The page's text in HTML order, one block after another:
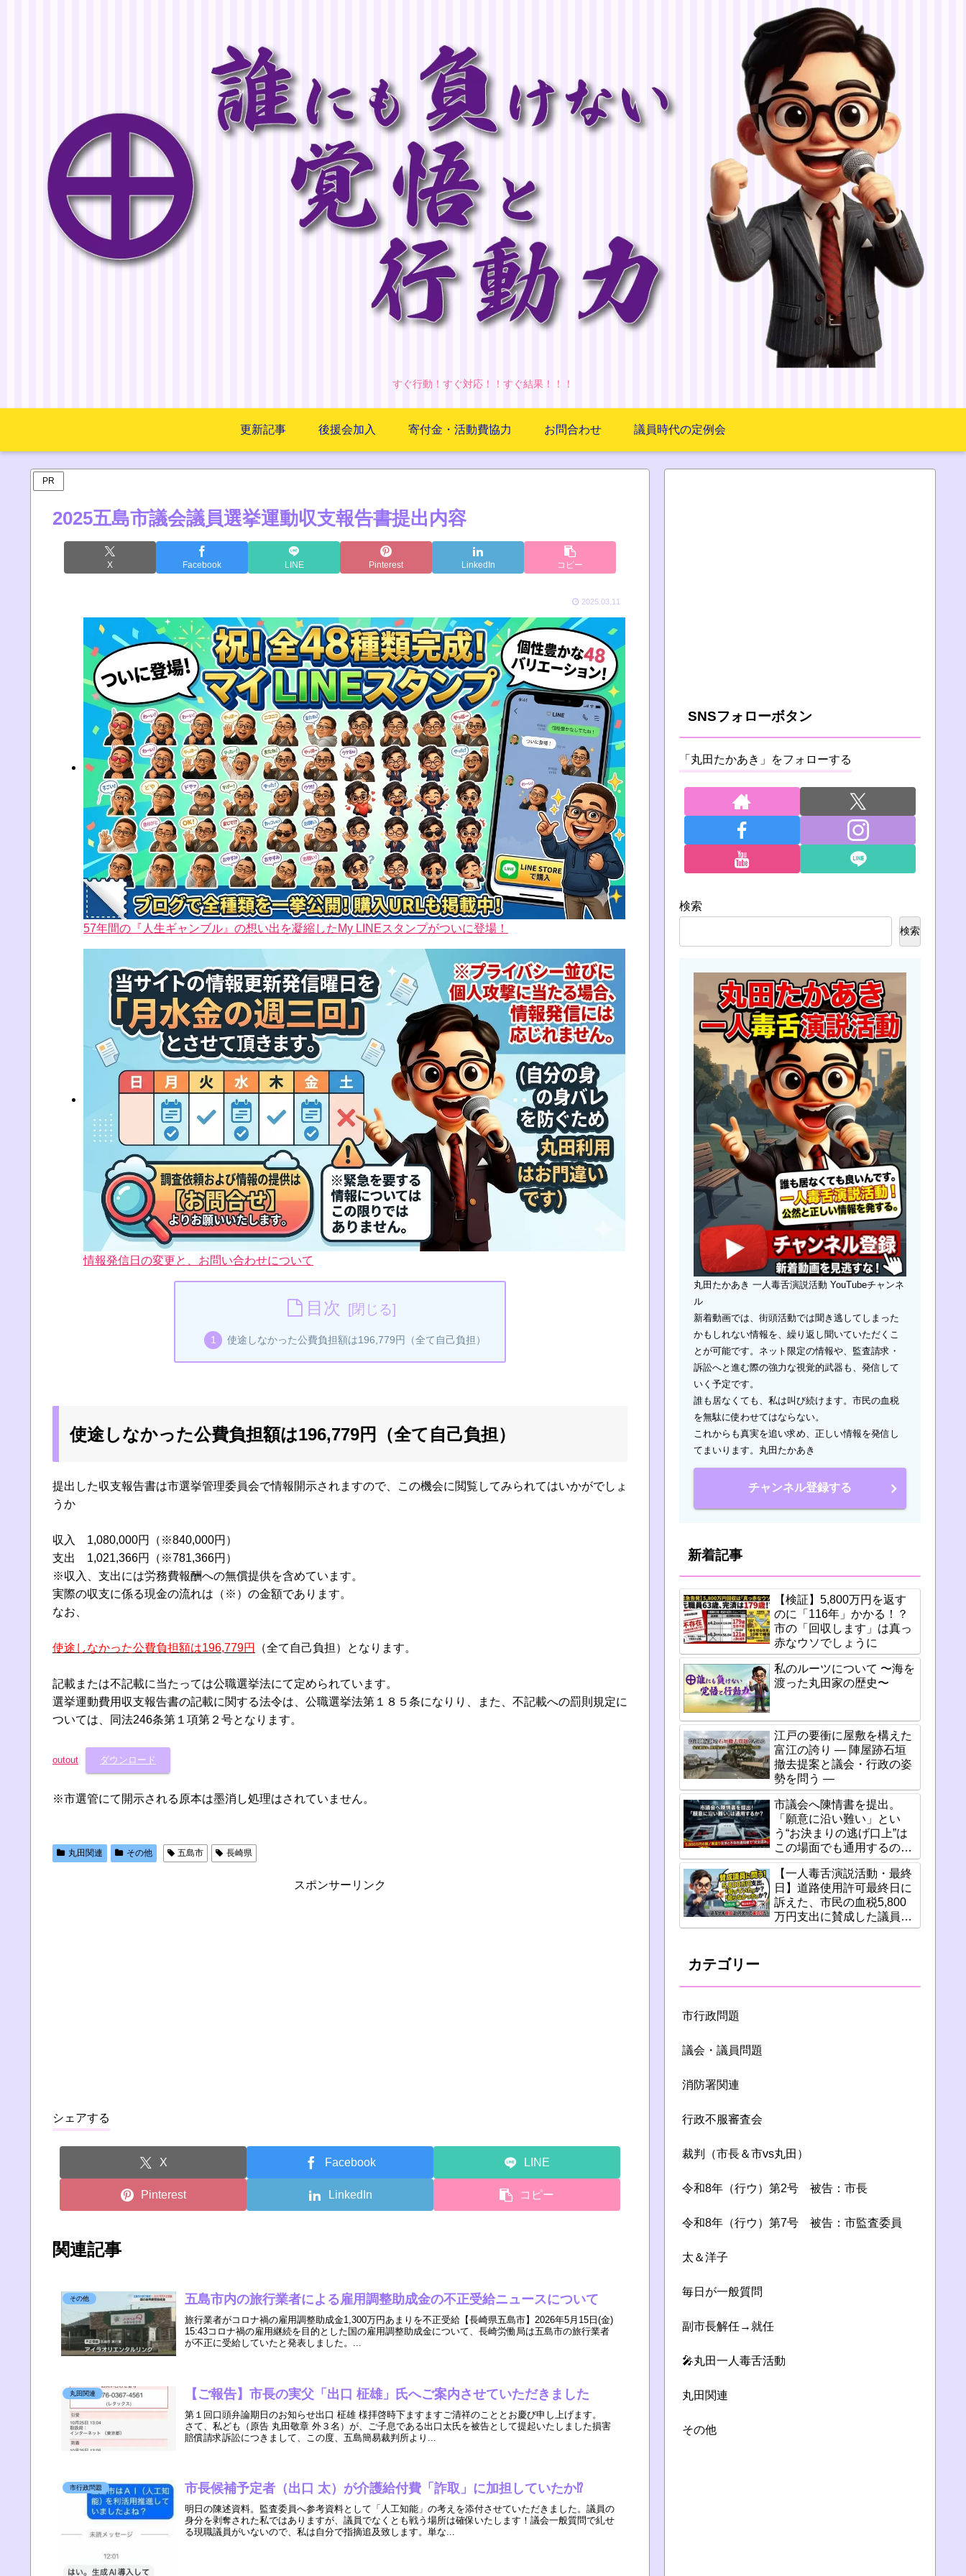
すぐ行動！すぐ対応！！すぐ結果！！！
更新記事 後援会加入 寄付金・活動費協力 お問合わせ 議員時代の定例会
PR
2025五島市議会議員選挙運動収支報告書提出内容
X Facebook LINE Pinterest LinkedIn コピー
2025.03.11
57年間の『人生ギャンブル』の想い出を凝縮したMy LINEスタンプがついに登場！
情報発信日の変更と、お問い合わせについて
目次
使途しなかった公費負担額は196,779円（全て自己負担）
使途しなかった公費負担額は196,779円（全て自己負担）
提出した収支報告書は市選挙管理委員会で情報開示されますので、この機会に閲覧してみられてはいかがでしょ
うか
収入 1,080,000円（※840,000円）
支出 1,021,366円（※781,366円）
※収入、支出には労務費報酬への無償提供を含めています。
実際の収支に係る現金の流れは（※）の金額であります。
なお、
使途しなかった公費負担額は196,779円 （全て自己負担）となります。
記載または不記載に当たっては公職選挙法にて定められています。
選挙運動費用収支報告書の記載に関する法令は、公職選挙法第１８５条になりり、また、不記載への罰則規定に
ついては、同法246条第１項第２号となります。
outout ダウンロード
※市選管にて開示される原本は墨消し処理はされていません。
丸田関連 その他 五島市 長崎県
スポンサーリンク
シェアする
X Facebook LINE
Pinterest LinkedIn コピー
関連記事
その他 五島市内の旅行業者による雇用調整助成金の不正受給ニュースについて
旅行業者がコロナ禍の雇用調整助成金1,300万円あまりを不正受給【長崎県五島市】2026年5月15日(金)
15:43コロナ禍の雇用継続を目的とした国の雇用調整助成金について、長崎労働局は五島市の旅行業者
が不正に受給していたと発表しました。...
丸田関連 【ご報告】市長の実父「出口 柾雄」氏へご案内させていただきました
第１回口頭弁論期日のお知らせ出口 柾雄 様拝啓時下ますますご清祥のこととお慶び申し上げます。
さて、私ども（原告 丸田敬章 外３名）が、ご子息である出口太氏を被告として提起いたしました損害
賠償請求訴訟につきまして、この度、五島簡易裁判所より...
市行政問題 市長候補予定者（出口 太）が介護給付費「詐取」に加担していたか⁉︎
明日の陳述資料。監査委員へ参考資料として「人工知能」の考えを添付させていただきました。議員の
身分を剥奪された私ではありますが、議員でなくとも戦う場所は確保いたします！議会一般質問で糺せ
る現職議員がいないので、私は自分で指摘追及致します。単な...
SNSフォローボタン
「丸田たかあき」をフォローする
検索
検索
丸田たかあき 一人毒舌演説活動 YouTubeチャンネ
ル
新着動画では、街頭活動では聞き逃してしまった
かもしれない情報を、繰り返し聞いていただくこ
とが可能です。ネット限定の情報や、監査請求・
訴訟へと進む際の強力な視覚的武器も、発信して
いく予定です。
誰も居なくても、私は叫び続けます。市民の血税
を無駄に使わせてはならない。
これからも真実を追い求め、正しい情報を発信し
てまいります。丸田たかあき
チャンネル登録する
新着記事
【検証】5,800万円を返す
のに「116年」かかる！？
市の「回収します」は真っ
赤なウソでしょうに
私のルーツについて 〜海を
渡った丸田家の歴史〜
江戸の要衝に屋敷を構えた
富江の誇り ― 陣屋跡石垣
撤去提案と議会・行政の姿
勢を問う ―
市議会へ陳情書を提出。
「願意に沿い難い」とい
う“お決まりの逃げ口上”は
この場面でも通用するの
か？
【一人毒舌演説活動・最終
日】道路使用許可最終日に
訴えた、市民の血税5,800
万円支出に賛成した議員た
ちの「重い責任」
カテゴリー
市行政問題
議会・議員問題
消防署関連
行政不服審査会
裁判（市長＆市vs丸田）
令和8年（行ウ）第2号 被告：市長
令和8年（行ウ）第7号 被告：市監査委員
太＆洋子
毎日が一般質問
副市長解任→就任
🎤丸田一人毒舌活動
丸田関連
その他